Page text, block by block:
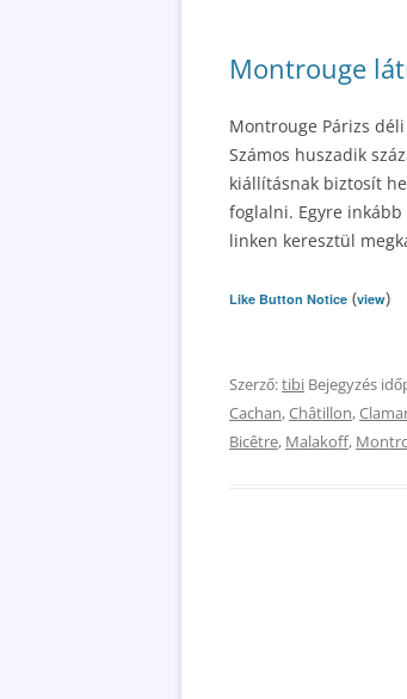
Montrouge
Montrouge Párizs
Számos huszadik
kiállításnak biztosít
foglalni. Egyre
linken keresztül
Like Button Notice (view)
Szerző:tibi Bejegyzés
Cachan,Châtillon,
Bicêtre, Malakoff,